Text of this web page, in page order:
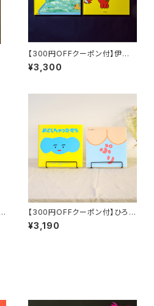
【300円OFFクーポン付】伊豆
見香苗『どっぽん！ バスボール』
『えっびっ このこ だいっきらい』
¥3,300
【300円OFFクーポン付】ひろた
あきら『おとしちゃったぞう』『ぷ
り』セット
¥3,190